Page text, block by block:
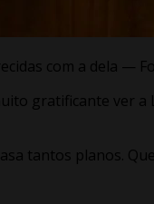
com a dela —
gratificante ver a
tantos planos.